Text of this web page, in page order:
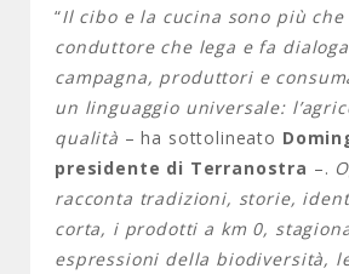
“Il cibo e la cucina sono più
conduttore che lega e fa
campagna, produttori e
un linguaggio universale:
qualità – ha sottolineato
presidente di Terranostra –.
racconta tradizioni, storie,
corta, i prodotti a km 0,
espressioni della biodiversità,